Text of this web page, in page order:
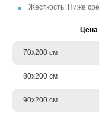
Жесткость: Ниже
Цена
70х200 см
80х200 см
90х200 см